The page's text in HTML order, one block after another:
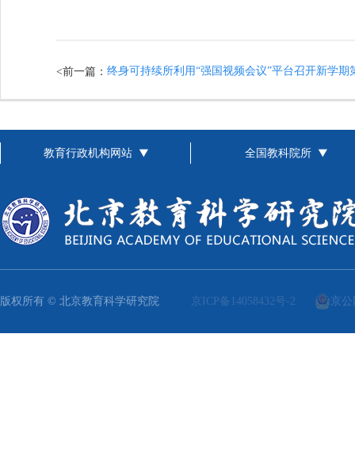
<前一篇： 终身可持续所利用“强国视频会议”平台召开新学期
教育行政机构网站 全国教科院所
版权所有 © 北京教育科学研究院 京ICP备14058432号-2 京公